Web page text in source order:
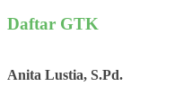
Daftar GTK
Anita Lustia, S.Pd.